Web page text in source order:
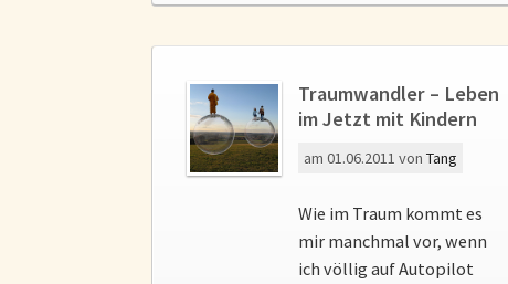
Traumwandler – Leben
im Jetzt mit Kindern
am01.06.2011 vonTang
Wie im Traum kommt es
mir manchmal vor, wenn
ich völlig auf Autopilot